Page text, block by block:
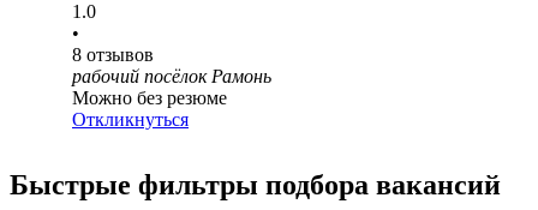
1.0
•
8 отзывов
рабочий посёлок Рамонь
Можно без резюме
Откликнуться
Быстрые фильтры подбора вакансий